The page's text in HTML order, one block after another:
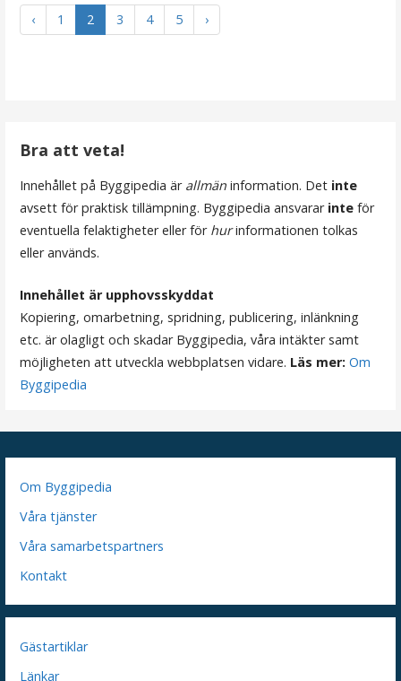
‹ 1 2 3 4 5 ›
Bra att veta!
Innehållet på Byggipedia är allmän information. Det inte
avsett för praktisk tillämpning. Byggipedia ansvarar inte för
eventuella felaktigheter eller för hurinformationen tolkas
eller används.
Innehållet är upphovsskyddat
Kopiering, omarbetning, spridning, publicering, inlänkning
etc. är olagligt och skadar Byggipedia, våra intäkter samt
möjligheten att utveckla webbplatsen vidare. Läs mer: Om
Byggipedia
Om Byggipedia
Våra tjänster
Våra samarbetspartners
Kontakt
Gästartiklar
Länkar